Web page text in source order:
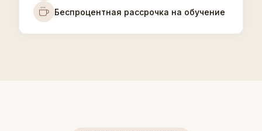
Беспроцентная рассрочка на обучение